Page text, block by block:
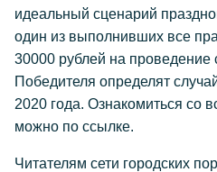
идеальный сценарий
один из выполнивших все
30000 рублей на проведение
Победителя определят
2020 года. Ознакомиться со
можно по ссылке.
Читателям сети городских